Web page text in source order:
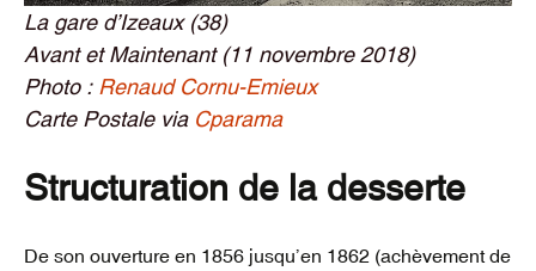
La gare d’Izeaux (38)
Avant et Maintenant (11 novembre 2018)
Photo : Renaud Cornu-Emieux
Carte Postale via Cparama
Structuration de la desserte
De son ouverture en 1856 jusqu’en 1862 (achèvement de